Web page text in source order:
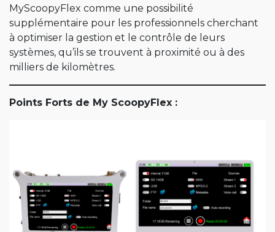
MyScoopyFlex comme une possibilité
supplémentaire pour les professionnels cherchant
à optimiser la gestion et le contrôle de leurs
systèmes, qu’ils se trouvent à proximité ou à des
milliers de kilomètres.
Points Forts de My ScoopyFlex :